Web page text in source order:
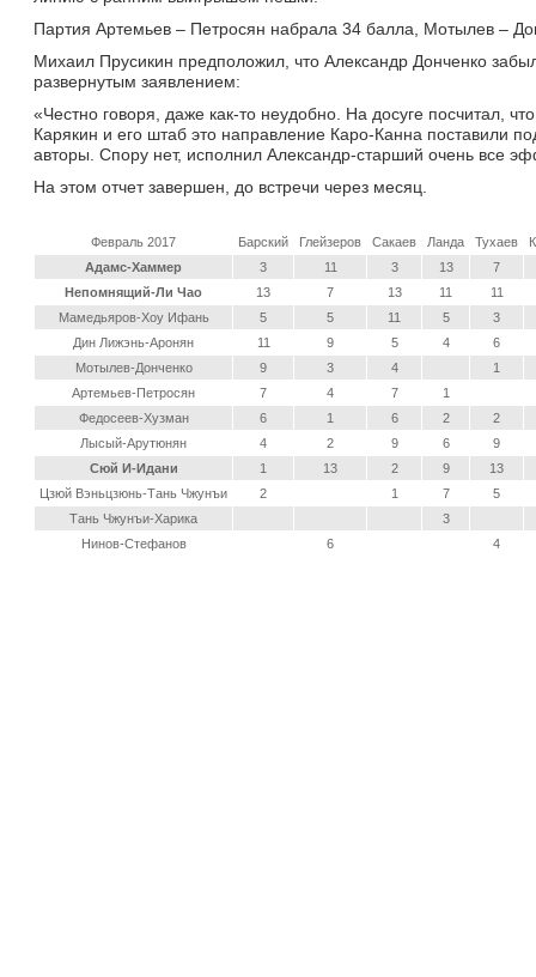
Партия Артемьев – Петросян набрала 34 балла, Мотылев –
Михаил Прусикин предположил, что Александр Донченко
развернутым заявлением:
«Честно говоря, даже как-то неудобно. На досуге посчитал,
Карякин и его штаб это направление Каро-Канна поставили
авторы. Спору нет, исполнил Александр-старший очень все
На этом отчет завершен, до встречи через месяц.
Февраль 2017 Барский Глейзеров Сакаев Ланда Тухаев
Адамс-Хаммер
3 11 3 13
7
Непомнящий-Ли Чао
13 7 13 11
11
Мамедьяров-Хоу Ифань
5 5 11 5
3
Дин Лижэнь-Аронян
11 9 5 4
6
Мотылев-Донченко
9 3 4
1
Артемьев-Петросян
7 4 7
1
Федосеев-Хузман
6 1 6 2
2
Лысый-Арутюнян
4 2 9 6
9
Сюй И-Идани
1 13 2 9
13
Цзюй Вэньцзюнь-Тань Чжунъи
2 1 7
5
Тань Чжунъи-Харика
3
Нинов-Стефанов
6 4